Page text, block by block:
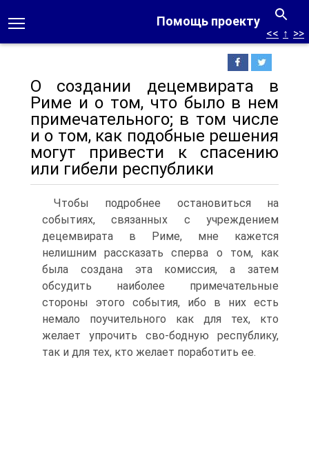
Помощь проекту
<< ↑ >>
О создании децемвирата в
Риме и о том, что было в нем
примечательного; в том числе
и о том, как подобные решения
могут привести к спасению
или гибели республики
Чтобы подробнее остановиться на
событиях, связанных с учреждением
децемвирата в Риме, мне кажется
нелишним рассказать сперва о том, как
была создана эта комиссия, а затем
обсудить наиболее примечательные
стороны этого события, ибо в них есть
немало поучительного как для тех, кто
желает упрочить сво-бодную республику,
так и для тех, кто желает поработить ее.